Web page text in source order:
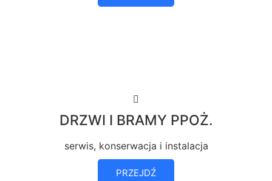
DRZWI I BRAMY PPOŻ.
serwis, konserwacja i instalacja
PRZEJDŹ